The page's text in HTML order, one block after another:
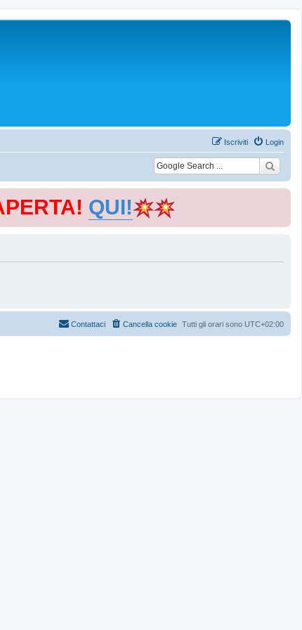
Login
Iscriviti
QUI!
Tutti gli orari sono UTC+02:00
Cancella cookie
Contattaci